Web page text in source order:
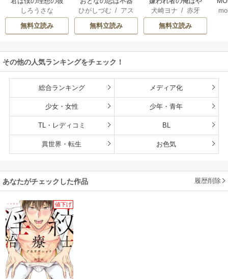
氏
しろうさな
無料立読み
用なので
ひがしづむ / アス
ティル編集部
無料立読み
り直しの世界で義
弟達にごまをする
（分冊版）
犬崎ヨナ / 赤牙
無料立読み
その他の人気ランキングをチェック！
総合ランキング メディア化
少女・女性 少年・青年
TL・レディコミ BL
異世界・転生 お色気
あなたがチェックした作品 履歴削除
値下げ